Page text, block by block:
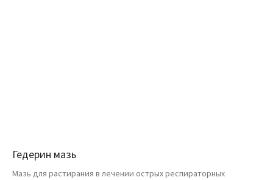
Гедерин мазь
Мазь для растирания в лечении острых респираторных